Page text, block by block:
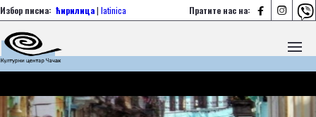
Пратите нас на:   
Избор писма: ћирилица| latinica